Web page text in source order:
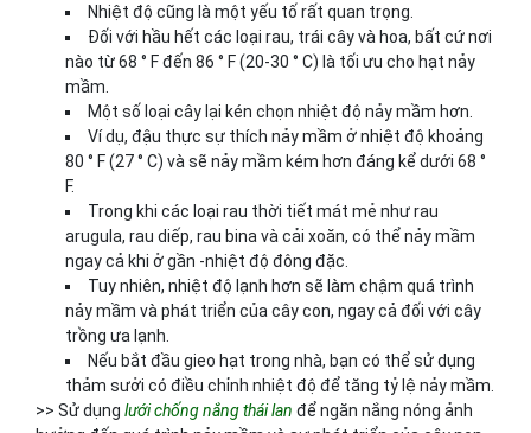
Nhiệt độ cũng là một yếu tố rất quan trọng.
Đối với hầu hết các loại rau, trái cây và hoa, bất cứ nơi
nào từ 68 ° F đến 86 ° F (20-30 ° C) là tối ưu cho hạt nảy
mầm.
Một số loại cây lại kén chọn nhiệt độ nảy mầm hơn.
Ví dụ, đậu thực sự thích nảy mầm ở nhiệt độ khoảng
80 ° F (27 ° C) và sẽ nảy mầm kém hơn đáng kể dưới 68 °
F.
Trong khi các loại rau thời tiết mát mẻ như rau
arugula, rau diếp, rau bina và cải xoăn, có thể nảy mầm
ngay cả khi ở gần -nhiệt độ đông đặc.
Tuy nhiên, nhiệt độ lạnh hơn sẽ làm chậm quá trình
nảy mầm và phát triển của cây con, ngay cả đối với cây
trồng ưa lạnh.
Nếu bắt đầu gieo hạt trong nhà, bạn có thể sử dụng
thảm sưởi có điều chỉnh nhiệt độ để tăng tỷ lệ nảy mầm.
>> Sử dụng lưới chống nắng thái lan để ngăn nắng nóng ảnh